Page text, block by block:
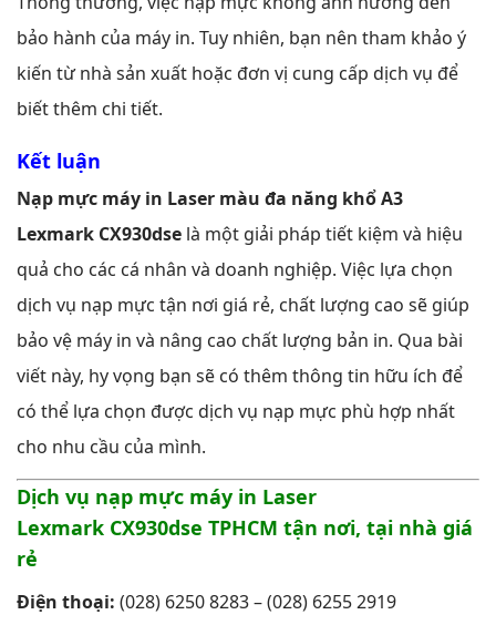
bảo hành của máy in. Tuy nhiên, bạn nên tham khảo ý
kiến từ nhà sản xuất hoặc đơn vị cung cấp dịch vụ để
biết thêm chi tiết.
Kết luận
Nạp mực máy in Laser màu đa năng khổ A3
Lexmark CX930dse là một giải pháp tiết kiệm và hiệu
quả cho các cá nhân và doanh nghiệp. Việc lựa chọn
dịch vụ nạp mực tận nơi giá rẻ, chất lượng cao sẽ giúp
bảo vệ máy in và nâng cao chất lượng bản in. Qua bài
viết này, hy vọng bạn sẽ có thêm thông tin hữu ích để
có thể lựa chọn được dịch vụ nạp mực phù hợp nhất
cho nhu cầu của mình.
Dịch vụ nạp mực máy in Laser
Lexmark CX930dse TPHCM tận nơi, tại nhà giá
rẻ
Điện thoại: (028) 6250 8283 – (028) 6255 2919